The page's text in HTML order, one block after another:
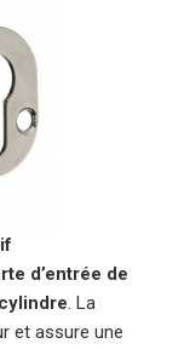
d’entrée de
. La
et assure une